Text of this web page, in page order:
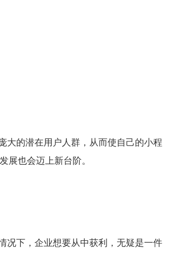
大的潜在用户人群，从而使自己的小程
展也会迈上新台阶。
况下，企业想要从中获利，无疑是一件